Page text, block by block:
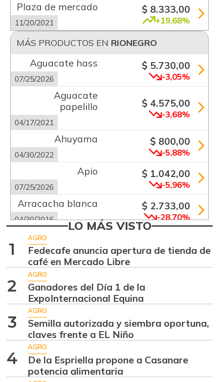
Plaza de mercado
11/20/2021
$ 8.333,00
+19,68%
MÁS PRODUCTOS EN RIONEGRO
Aguacate hass
07/25/2026
$ 5.730,00
-3,05%
Aguacate
papelillo
04/17/2021
$ 4.575,00
-3,68%
Ahuyama
04/30/2022
$ 800,00
-5,88%
Apio
07/25/2026
$ 1.042,00
-5,96%
Arracacha blanca
04/30/2016
$ 2.733,00
-28,70%
Arveja verde
07/25/2026 -14,08%
Banano criollo
07/25/2026
$ 1.967,00
Cebolla cabezona
07/25/2026
$ 2.826,00
+7,78%
Cebolla larga
07/25/2026 +0,30%
Chócolo mazorca $ 1.071,00
LO MÁS VISTO
1
AGRO
Fedecafe anuncia apertura de tienda de
café en Mercado Libre
2
AGRO
Ganadores del Día 1 de la
ExpoInternacional Equina
3
AGRO
Semilla autorizada y siembra oportuna,
claves frente a EL Niño
4
AGRO
De la Espriella propone a Casanare
potencia alimentaria